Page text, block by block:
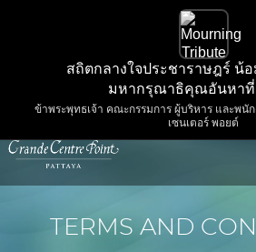
สถิตกลางใจประชาราษฎร์ น้
มหากรุณาธิคุณอันหาที่
ข้าพระพุทธเจ้า คณะกรรมการ ผู้บริหาร และพนั
เซนเตอร์ พอยต์
TERMS AND